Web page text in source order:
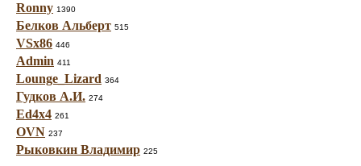
Ronny 1390
Белков Альберт 515
VSx86 446
Admin 411
Lounge_Lizard 364
Гудков А.И. 274
Ed4x4 261
OVN 237
Рыковкин Владимир 225